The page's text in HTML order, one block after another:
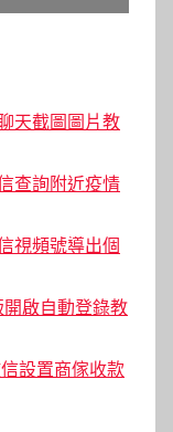
天截圖圖片教
查詢附近疫情
視頻號導出個
啟自動登錄教
設置商傢收款